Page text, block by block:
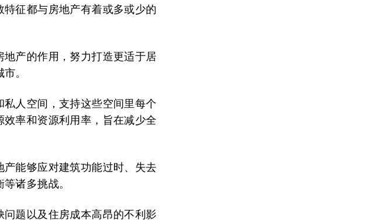
征都与房地产有着或多或少的
产的作用，努力打造更适于居
。
人空间，支持这些空间里每个
率和资源利用率，旨在减少全
能够应对建筑功能过时、失去
诸多挑战。
题以及住房成本高昂的不利影